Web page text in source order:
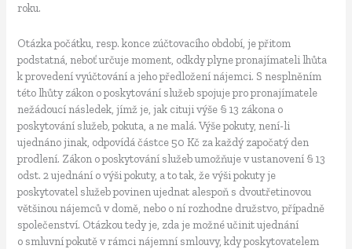
roku.
Otázka počátku, resp. konce zúčtovacího období, je přitom
podstatná, neboť určuje moment, odkdy plyne pronajímateli lhůta
k provedení vyúčtování a jeho předložení nájemci. S nesplněním
této lhůty zákon o poskytování služeb spojuje pro pronajímatele
nežádoucí následek, jímž je, jak cituji výše § 13 zákona o
poskytování služeb, pokuta, a ne malá. Výše pokuty, není-li
ujednáno jinak, odpovídá částce 50 Kč za každý započatý den
prodlení. Zákon o poskytování služeb umožňuje v ustanovení § 13
odst. 2 ujednání o výši pokuty, a to tak, že výši pokuty je
poskytovatel služeb povinen ujednat alespoň s dvoutřetinovou
většinou nájemců v domě, nebo o ní rozhodne družstvo, případně
společenství. Otázkou tedy je, zda je možné učinit ujednání
o smluvní pokutě v rámci nájemní smlouvy, kdy poskytovatelem